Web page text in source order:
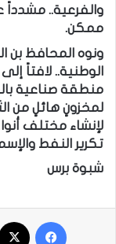
والفرعية..
ممكن.
ونوه المحافظ بن
الوطنية.. لافتاً
منطقة صناعية
لمخزونٍ هائلٍ من
لإنشاء مختلف
تكرير النفط
شبوة برس